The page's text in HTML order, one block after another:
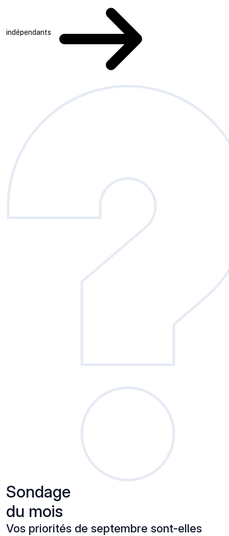
indépendants
Sondage
du mois
Vos priorités de septembre sont-elles